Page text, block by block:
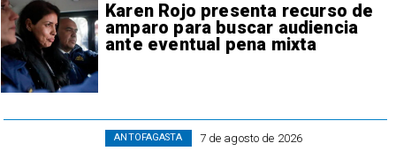
Karen Rojo presenta recurso de
amparo para buscar audiencia
ante eventual pena mixta
7 de agosto de 2026
ANTOFAGASTA